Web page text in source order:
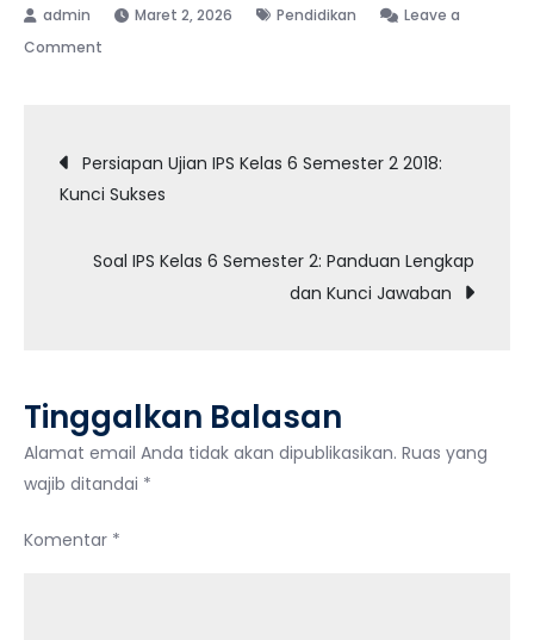
Maret 2, 2026 Pendidikan
Leave a
Comment
Kelas
6
2:
dan
Kunci
Jawaban
Navigasi
pos
Persiapan Ujian IPS Kelas 6 Semester 2 2018:
Kunci Sukses
Soal IPS Kelas 6 Semester 2: Panduan Lengkap
dan Kunci Jawaban
Tinggalkan Balasan
Alamat email Anda tidak akan dipublikasikan. Ruas yang
wajib ditandai *
Komentar *